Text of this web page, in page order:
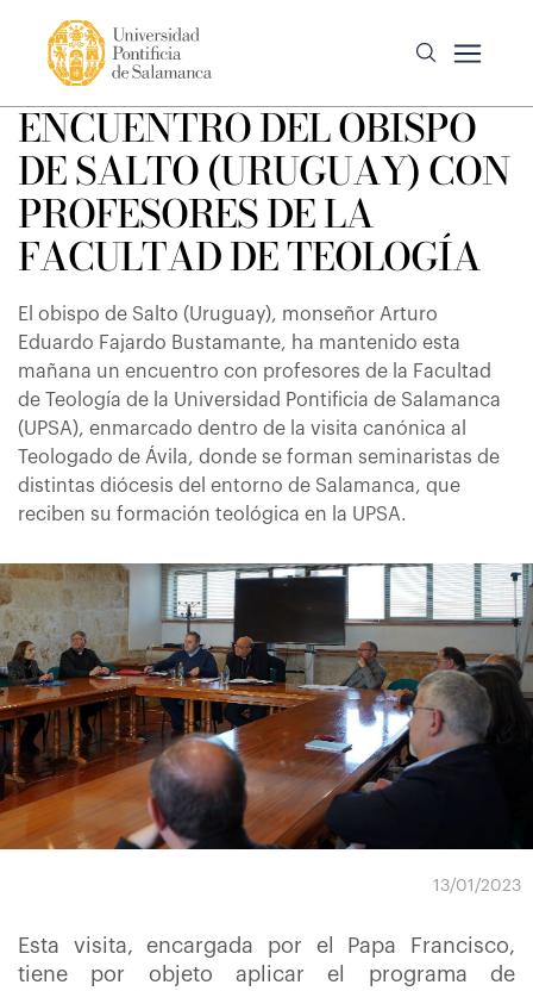
ENCUENTRO DEL OBISPO
DE SALTO (URUGUAY) CON
PROFESORES DE LA
FACULTAD DE TEOLOGÍA
El obispo de Salto (Uruguay), monseñor Arturo
Eduardo Fajardo Bustamante, ha mantenido esta
mañana un encuentro con profesores de la Facultad
de Teología de la Universidad Pontificia de Salamanca
(UPSA), enmarcado dentro de la visita canónica al
Teologado de Ávila, donde se forman seminaristas de
distintas diócesis del entorno de Salamanca, que
reciben su formación teológica en la UPSA.
13/01/2023
Esta visita, encargada por el Papa Francisco,
tiene por objeto aplicar el programa de